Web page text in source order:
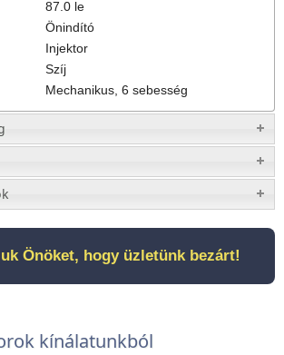
87.0 le
Önindító
Injektor
Szíj
Mechanikus, 6 sebesség
Önöket, hogy üzletünk bezárt!
kínálatunkból